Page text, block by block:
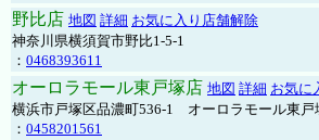
野比店 地図 詳細 お気に入り店舗解除
神奈川県横須賀市野比1-5-1
： 0468393611
オーロラモール東戸塚店 地図 詳細 お気に
横浜市戸塚区品濃町536-1 オーロラモール東戸
： 0458201561